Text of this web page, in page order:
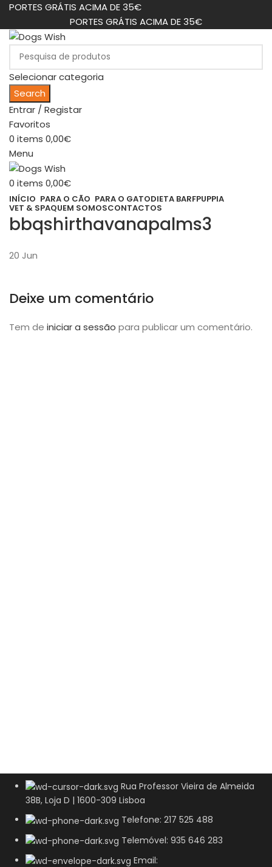
PORTES GRÁTIS ACIMA DE 35€
PORTES GRÁTIS ACIMA DE 35€
Selecionar categoria
Search
Entrar / Registar
Favoritos
0 items 0,00€
Menu
0 items 0,00€
INÍCIO PARA O CÃO PARA O GATODIETA BARFPUPPIA
VET & SPAQUEM SOMOSCONTACTOS
bbqshirthavanapalms3
20 Jun
Deixe um comentário
Tem de iniciar a sessão para publicar um comentário.
Rua Professor Vieira de Almeida
38B, Loja D | 1600-309 Lisboa
Telefone: 217 525 488
Telemóvel: 935 646 283
Email: